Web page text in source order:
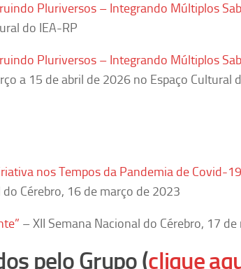
Pluriversos – Integrando Múltiplos
do IEA-RP
Pluriversos – Integrando Múltiplos
a 15 de abril de 2026 no Espaço Cultural
nos Tempos da Pandemia de Covid-
Cérebro, 16 de março de 2023
– XII Semana Nacional do Cérebro, 17
pelo Grupo(clique